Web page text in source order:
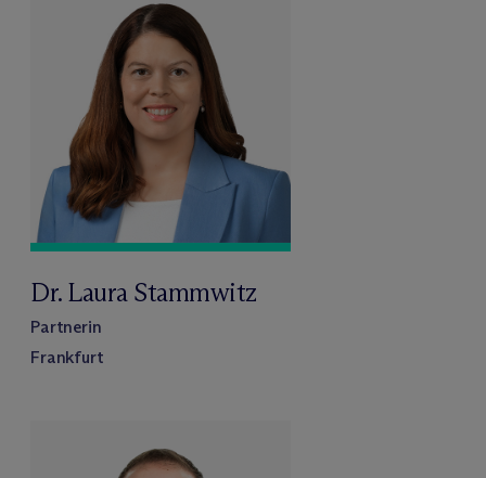
Dr. Laura Stammwitz
Partnerin
Frankfurt